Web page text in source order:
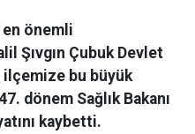
en önemli
Şıvgın Çubuk Devlet
ilçemize bu büyük
dönem Sağlık Bakanı
kaybetti.